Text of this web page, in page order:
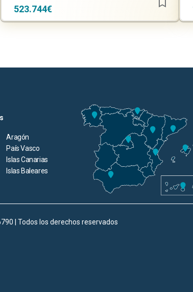
523.744€
Aragón
País Vasco
Islas Canarias
Islas Baleares
| Todos los derechos reservados